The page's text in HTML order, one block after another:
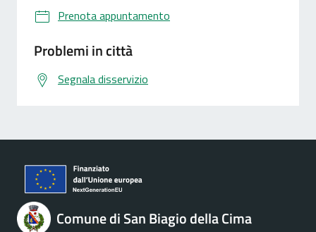
Prenota appuntamento
Problemi in città
Segnala disservizio
Comune di San Biagio della Cima